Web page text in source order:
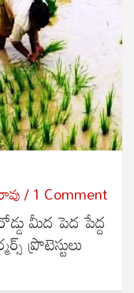
1 Comment
మీద పెద పేద్ద
ప్రొటెస్టులు